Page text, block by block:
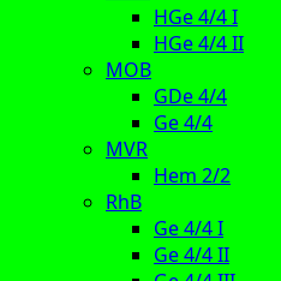
HGe 4/4 I
HGe 4/4 II
MOB
GDe 4/4
Ge 4/4
MVR
Hem 2/2
RhB
Ge 4/4 I
Ge 4/4 II